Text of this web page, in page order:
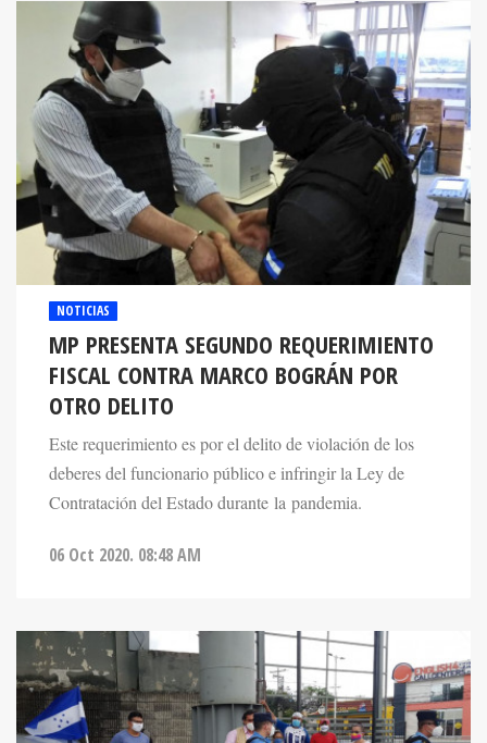
MP PRESENTA SEGUNDO REQUERIMIENTO
FISCAL CONTRA MARCO BOGRÁN POR
OTRO DELITO
Este requerimiento es por el delito de violación de los
deberes del funcionario público e infringir la Ley de
Contratación del Estado durante la pandemia.